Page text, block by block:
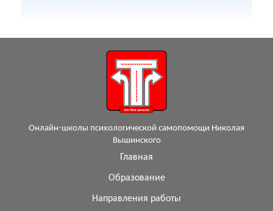
Онлайн-школы психологической самопомощи Николая
Вышинского
Главная
Образование
Направления работы